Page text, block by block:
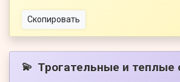
Скопировать
💫 Трогательные и теплые